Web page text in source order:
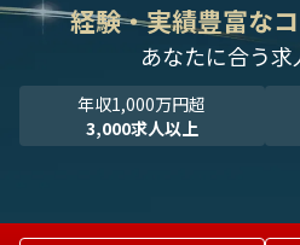
経験・実績豊富な
あなたに合う
年収1,000万円超
3,000求人以上